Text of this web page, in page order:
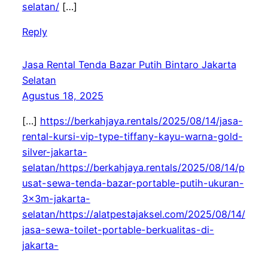
selatan/[…]
Reply
Jasa Rental Tenda Bazar Putih Bintaro Jakarta
Selatan
Agustus 18, 2025
[…] https://berkahjaya.rentals/2025/08/14/jasa-
rental-kursi-vip-type-tiffany-kayu-warna-gold-
silver-jakarta-
selatan/https://berkahjaya.rentals/2025/08/14/p
usat-sewa-tenda-bazar-portable-putih-ukuran-
3x3m-jakarta-
selatan/https://alatpestajaksel.com/2025/08/14/
jasa-sewa-toilet-portable-berkualitas-di-
jakarta-